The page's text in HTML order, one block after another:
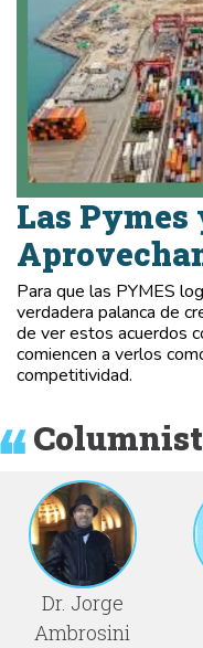
Las Pymes
Para que las PYMES
verdadera palanca de
de ver estos acuerdos
comiencen a verlos
competitividad.
Dr. Jorge
Ambrosini